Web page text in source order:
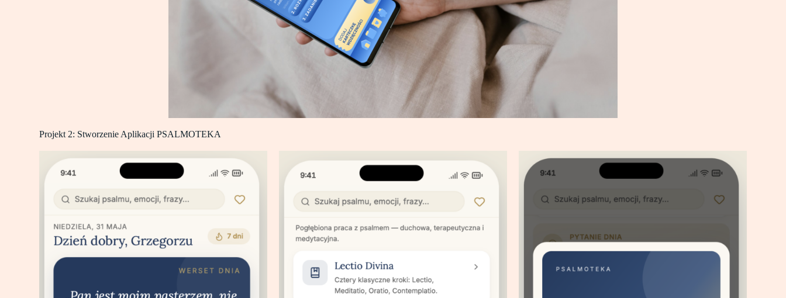
Projekt 2: Stworzenie Aplikacji PSALMOTEKA